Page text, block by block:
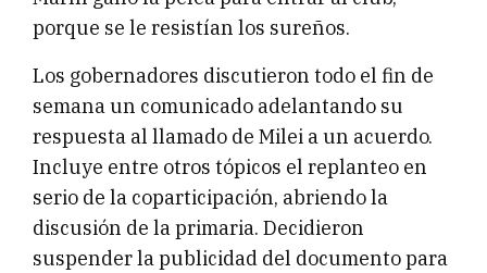
porque se le resistían los sureños.
Los gobernadores discutieron todo el fin de
semana un comunicado adelantando su
respuesta al llamado de Milei a un acuerdo.
Incluye entre otros tópicos el replanteo en
serio de la coparticipación, abriendo la
discusión de la primaria. Decidieron
suspender la publicidad del documento para